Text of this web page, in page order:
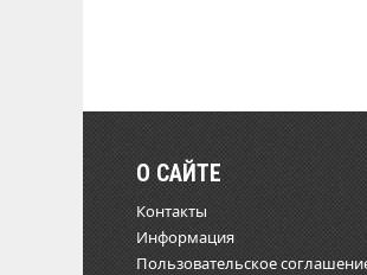
О САЙТЕ
Контакты
Информация
Пользовательское